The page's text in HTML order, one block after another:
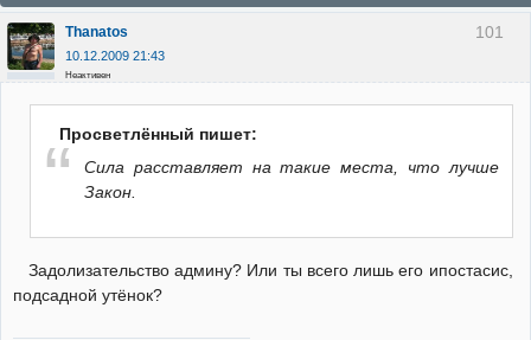
101
Thanatos
10.12.2009 21:43
Неактивен
Просветлённый пишет:
Сила расставляет на такие места, что лучше
Закон.
Задолизательство админу? Или ты всего лишь его ипостасис,
подсадной утёнок?